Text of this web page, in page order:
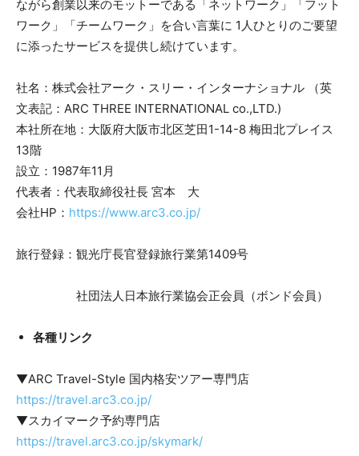
ながら創業以来のモットーである「ネットワーク」「フット
ワーク」「チームワーク」を合い言葉に 1人ひとりのご要望
に添ったサービスを提供し続けています。
社名：株式会社アーク・スリー・インターナショナル （英
文表記：ARC THREE INTERNATIONAL co.,LTD.)
本社所在地：大阪府大阪市北区芝田1-14-8 梅田北プレイス
13階
設立：1987年11月
代表者：代表取締役社長 宮本 大
会社HP： https://www.arc3.co.jp/
旅行登録：観光庁長官登録旅行業第1409号
社団法人日本旅行業協会正会員（ボンド会員）
各種リンク
▼ARC Travel-Style 国内格安ツアー専門店
https://travel.arc3.co.jp/
▼スカイマーク予約専門店
https://travel.arc3.co.jp/skymark/